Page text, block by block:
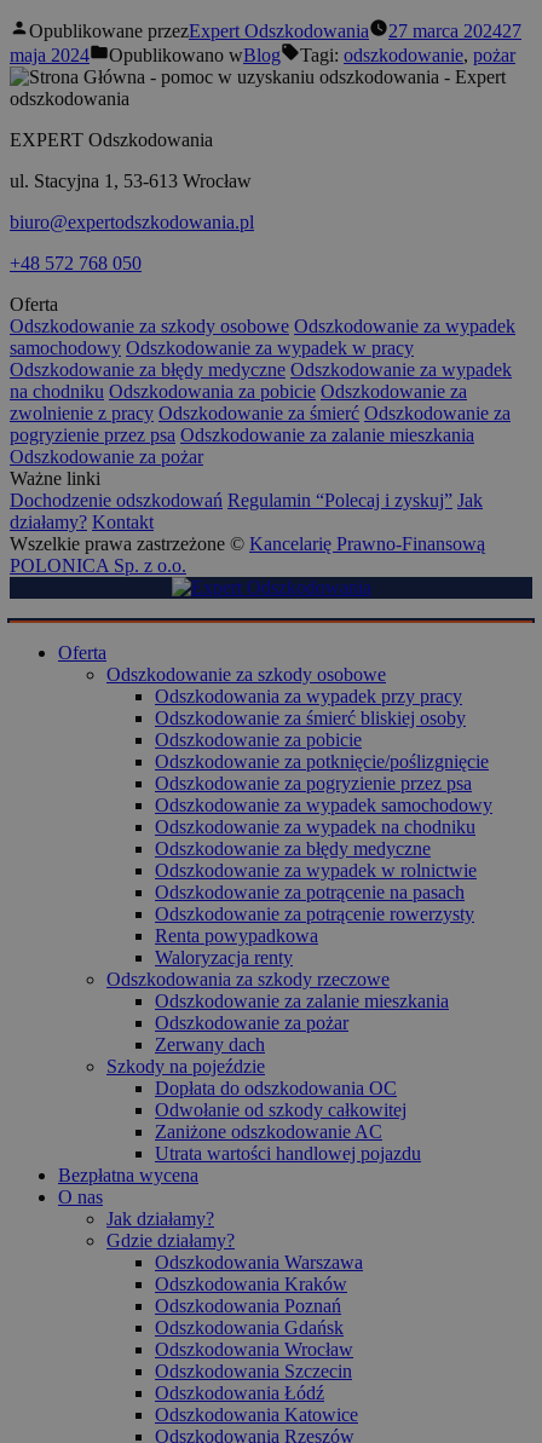
Opublikowane przezExpert Odszkodowania 27 marca 202427
maja 2024
Opublikowano wBlog Tagi: odszkodowanie, pożar
EXPERT Odszkodowania
ul. Stacyjna 1, 53-613 Wrocław
biuro@expertodszkodowania.pl
+48 572 768 050
Oferta
Odszkodowanie za szkody osobowe Odszkodowanie za wypadek
samochodowy Odszkodowanie za wypadek w pracy
Odszkodowanie za błędy medyczne Odszkodowanie za wypadek
na chodniku Odszkodowania za pobicie Odszkodowanie za
zwolnienie z pracy Odszkodowanie za śmierć Odszkodowanie za
pogryzienie przez psa Odszkodowanie za zalanie mieszkania
Odszkodowanie za pożar
Ważne linki
Dochodzenie odszkodowań Regulamin “Polecaj i zyskuj” Jak
działamy? Kontakt
Wszelkie prawa zastrzeżone © Kancelarię Prawno-Finansową
POLONICA Sp. z o.o.
Oferta
Odszkodowanie za szkody osobowe
Odszkodowania za wypadek przy pracy
Odszkodowanie za śmierć bliskiej osoby
Odszkodowanie za pobicie
Odszkodowanie za potknięcie/poślizgnięcie
Odszkodowanie za pogryzienie przez psa
Odszkodowanie za wypadek samochodowy
Odszkodowanie za wypadek na chodniku
Odszkodowanie za błędy medyczne
Odszkodowanie za wypadek w rolnictwie
Odszkodowanie za potrącenie na pasach
Odszkodowanie za potrącenie rowerzysty
Renta powypadkowa
Waloryzacja renty
Odszkodowania za szkody rzeczowe
Odszkodowanie za zalanie mieszkania
Odszkodowanie za pożar
Zerwany dach
Szkody na pojeździe
Dopłata do odszkodowania OC
Odwołanie od szkody całkowitej
Zaniżone odszkodowanie AC
Utrata wartości handlowej pojazdu
Bezpłatna wycena
O nas
Jak działamy?
Gdzie działamy?
Odszkodowania Warszawa
Odszkodowania Kraków
Odszkodowania Poznań
Odszkodowania Gdańsk
Odszkodowania Wrocław
Odszkodowania Szczecin
Odszkodowania Łódź
Odszkodowania Katowice
Odszkodowania Rzeszów